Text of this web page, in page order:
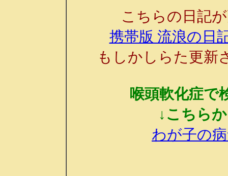
こちらの日記
携帯版 流浪の日
もしかしらた更新
喉頭軟化症で
↓こちら
わが子の